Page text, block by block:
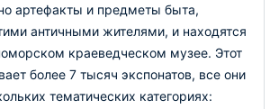
артефакты и предметы быта,
античными жителями, и находятся
краеведческом музее. Этот
более 7 тысяч экспонатов, все они
тематических категориях: